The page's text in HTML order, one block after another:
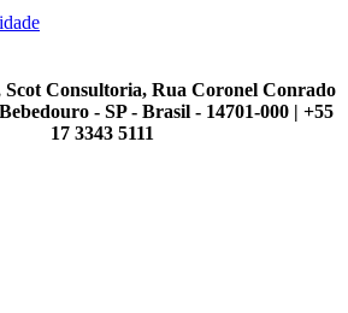
Consultoria, Rua Coronel Conrado
- SP - Brasil - 14701-000 | +55
17 3343 5111